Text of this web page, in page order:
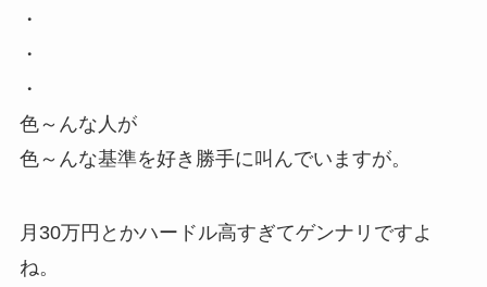
・
・
・
色～んな人が
色～んな基準を好き勝手に叫んでいますが。
月30万円とかハードル高すぎてゲンナリですよ
ね。